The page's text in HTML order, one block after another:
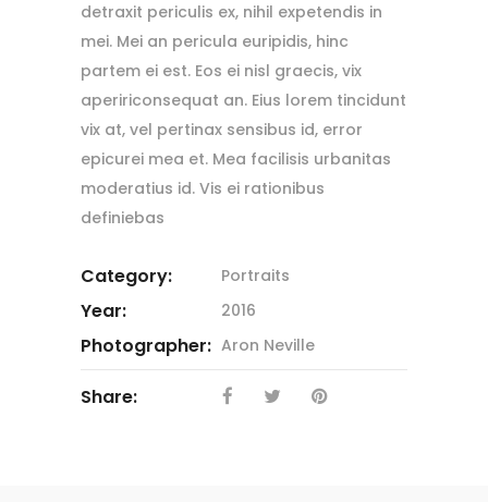
detraxit periculis ex, nihil expetendis in
mei. Mei an pericula euripidis, hinc
partem ei est. Eos ei nisl graecis, vix
apeririconsequat an. Eius lorem tincidunt
vix at, vel pertinax sensibus id, error
epicurei mea et. Mea facilisis urbanitas
moderatius id. Vis ei rationibus
definiebas
Category: Portraits
Year: 2016
Photographer: Aron Neville
Share: